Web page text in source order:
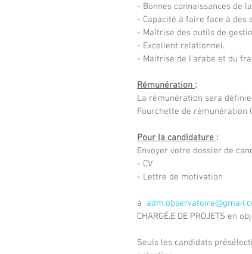
- Bonnes connaissances de
- Capacité à faire face à des
- Maîtrise des outils de
- Excellent relationnel.
- Maitrise de l’arabe et du
Rémunération :
La rémunération sera
Fourchette de rémunération
Pour la candidature :
Envoyer votre dossier de
- CV
- Lettre de motivation
à
CHARGÉ.E DE PROJETS en
Seuls les candidats